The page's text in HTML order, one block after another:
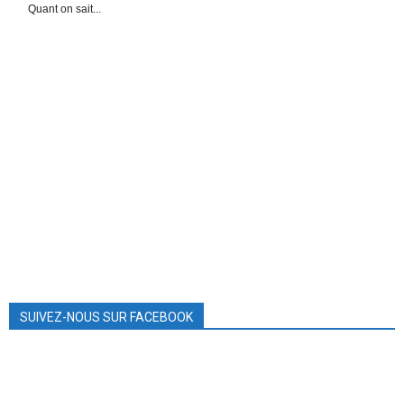
Quant on sait...
SUIVEZ-NOUS SUR FACEBOOK